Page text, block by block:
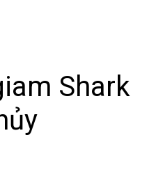
Shark